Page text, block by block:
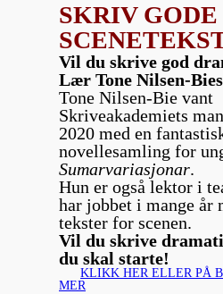
SKRIV GODE
Vil du skrive god
Lær Tone Nilsen-
Tone Nilsen-Bie vant
Skriveakademiets
2020 med en
novellesamling for
Sumarvariasjonar.
Hun er også lektor i
har jobbet i mange år
tekster for scenen.
Vil du skrive
du skal starte!
KLIKK HER ELLER PÅ
MER